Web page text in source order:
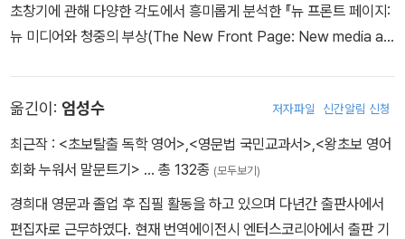
초창기에 관해 다양한 각도에서 흥미롭게 분석한 『뉴 프론트 페이지:
뉴 미디어와 청중의 부상(The New Front Page: New media an
및 방송 활동을 해왔으며 현재 호주 멜버른에서 아내 타냐, 아들 노아
와 함께 살고 있다.
옮긴이: 엄성수 저자파일 신간알림 신청
최근작 : <초보탈출 독학 영어> <영문법 국민교과서> <왕초보 영어
회화 누워서 말문트기> … 총 132종 (모두보기)
경희대 영문과 졸업 후 집필 활동을 하고 있으며 다년간 출판사에서
편집자로 근무하였다. 현재 번역에이전시 엔터스코리아에서 출판 기